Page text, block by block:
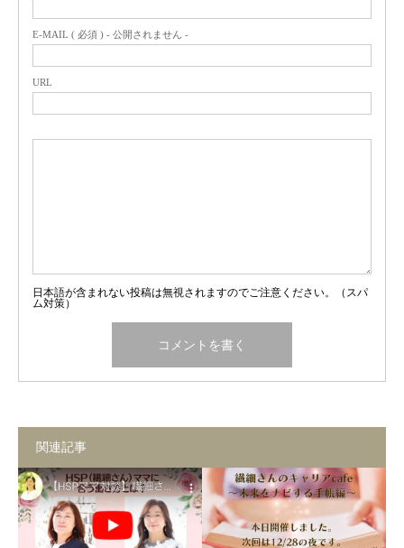
E-MAIL ( 必須 ) - 公開されません -
URL
日本語が含まれない投稿は無視されますのでご注意ください。（スパ
ム対策）
関連記事